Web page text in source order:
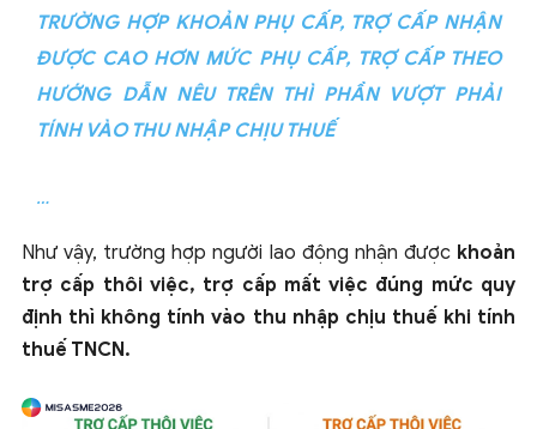
TRƯỜNG HỢP KHOẢN PHỤ CẤP, TRỢ CẤP NHẬN
ĐƯỢC CAO HƠN MỨC PHỤ CẤP, TRỢ CẤP THEO
HƯỚNG DẪN NÊU TRÊN THÌ PHẦN VƯỢT PHẢI
TÍNH VÀO THU NHẬP CHỊU THUẾ
…
Như vậy, trường hợp người lao động nhận được khoản
trợ cấp thôi việc, trợ cấp mất việc đúng mức quy
định thì không tính vào thu nhập chịu thuế khi tính
thuế TNCN.